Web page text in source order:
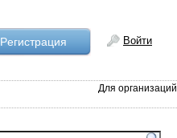
Рeгистрация Войти
Для организаций